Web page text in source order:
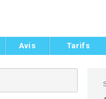
Avis Tarifs